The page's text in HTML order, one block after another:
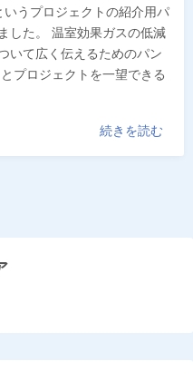
うプロジェクトの紹介用パ
した。 温室効果ガスの低減
いて広く伝えるためのパン
プロジェクトを一望できる
続きを読む